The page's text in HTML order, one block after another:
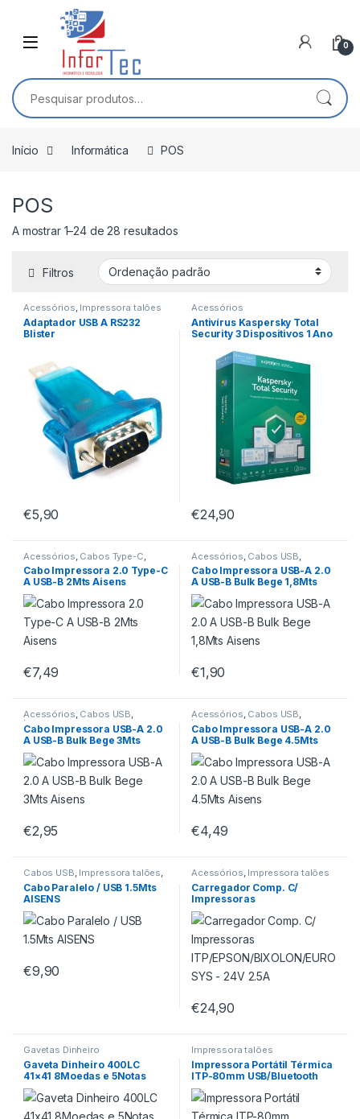
Saltar para navegação
Pular para o conteúdo
0
Pesquisar por:
Início Informática POS
POS
A mostrar 1–24 de 28 resultados
Filtros
Acessórios, Impressora talões
Adaptador USB A RS232
Blister
€5,90
Acessórios
Antivírus Kaspersky Total
Security 3 Dispositivos 1 Ano
€24,90
Acessórios Cabos Type-C
Impressoras
Cabo Impressora 2.0 Type-C
A USB-B 2Mts Aisens
€7,49
Acessórios Cabos USB
Impressoras
Cabo Impressora USB-A 2.0
A USB-B Bulk Bege 1,8Mts
Aisens
€1,90
Acessórios, Cabos USB,
Impressoras
Cabo Impressora USB-A 2.0
A USB-B Bulk Bege 3Mts
Aisens
€2,95
Acessórios, Cabos USB,
Impressoras
Cabo Impressora USB-A 2.0
A USB-B Bulk Bege 4.5Mts
Aisens
€4,49
Cabos USB, Impressora talões,
Impressoras
Cabo Paralelo / USB 1.5Mts
AISENS
€9,90
Acessórios, Impressora talões
Carregador Comp. C/
Impressoras
ITP/EPSON/BIXOLON/EUROS
YS – 24V 2.5A
€24,90
Gavetas Dinheiro
Gaveta Dinheiro 400LC
41×41 8Moedas e 5Notas
Conexão Rj11
Impressora talões
Impressora Portátil Térmica
ITP-80mm USB/Bluetooth
Premier